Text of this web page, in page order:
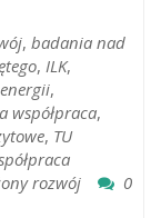
, badania nad
, ILK,
,
współpraca,
, TU
rozwój
0